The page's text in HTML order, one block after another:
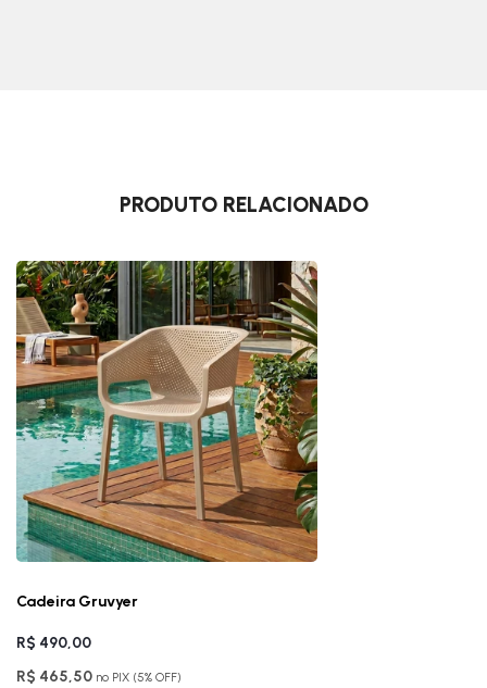
PRODUTO RELACIONADO
Cadeira Gruvyer
R$ 490,00
R$ 465,50 no PIX (5% OFF)